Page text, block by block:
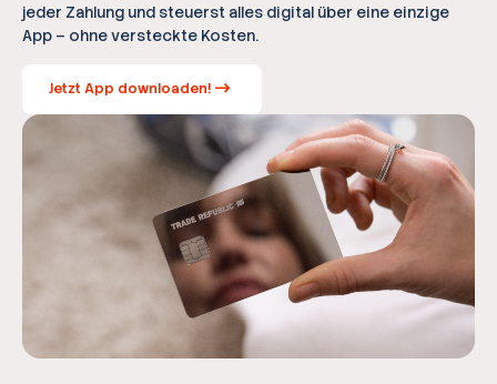
jeder Zahlung und steuerst alles digital über eine einzige
App – ohne versteckte Kosten.
Jetzt App downloaden!